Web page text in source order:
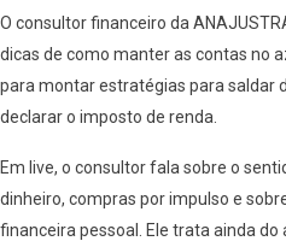
O consultor financeiro da
dicas de como manter as contas no
para montar estratégias para saldar
declarar o imposto de renda.
Em live, o consultor fala sobre o
dinheiro, compras por impulso e
financeira pessoal. Ele trata ainda